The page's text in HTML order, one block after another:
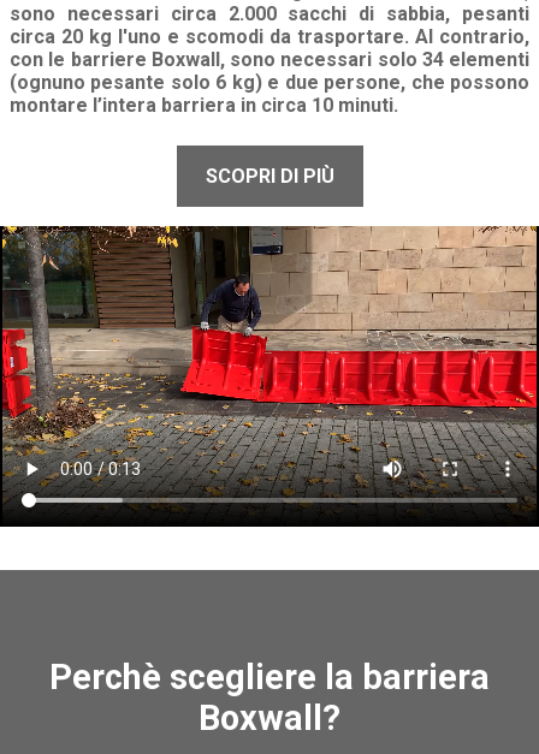
sono necessari circa 2.000 sacchi di sabbia, pesanti
circa 20 kg l'uno e scomodi da trasportare. Al contrario,
con le barriere Boxwall, sono necessari solo 34 elementi
(ognuno pesante solo 6 kg) e due persone, che possono
montare l’intera barriera in circa 10 minuti.
SCOPRI DI PIÙ
Perchè scegliere la barriera
Boxwall?